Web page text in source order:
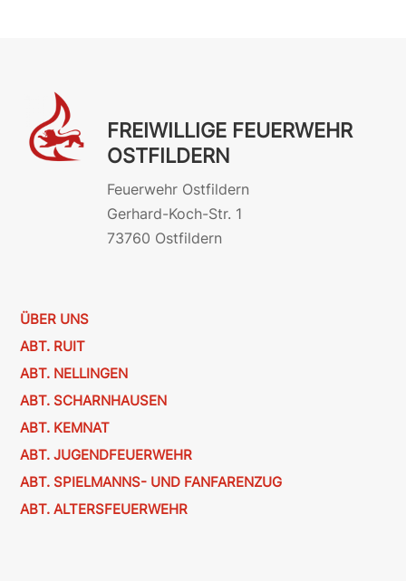
FREIWILLIGE FEUERWEHR
OSTFILDERN
Feuerwehr Ostfildern
Gerhard-Koch-Str. 1
73760 Ostfildern
ÜBER UNS
ABT. RUIT
ABT. NELLINGEN
ABT. SCHARNHAUSEN
ABT. KEMNAT
ABT. JUGENDFEUERWEHR
ABT. SPIELMANNS- UND FANFARENZUG
ABT. ALTERSFEUERWEHR